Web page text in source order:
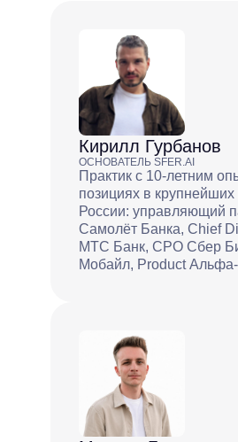
Кирилл Гурбанов
ОСНОВАТЕЛЬ SFER.AI
Практик с 10-летним
позициях в
России: управляющий
Самолёт Банка, Chief
МТС Банк, CPO Сбер
Мобайл, Product